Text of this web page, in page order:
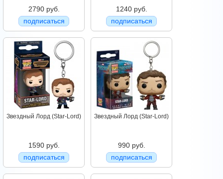
2790 руб.
подписаться
1240 руб.
подписаться
Звездный Лорд (Star-Lord)
1590 руб.
подписаться
Звездный Лорд (Star-Lord)
990 руб.
подписаться